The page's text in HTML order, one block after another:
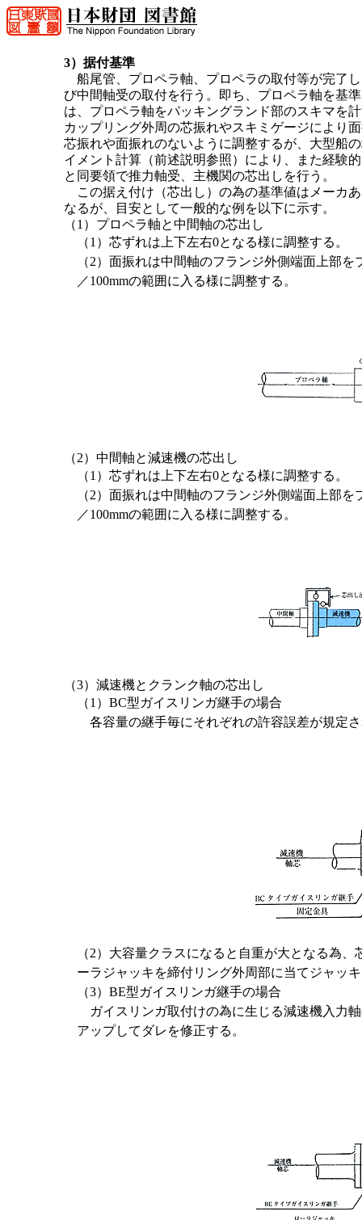
3）据付基準
船尾管、プロペラ軸、プロペラの取付等が完了
び中間軸受の取付を行う。即ち、プロペラ軸を基
は、プロペラ軸をパッキングランド部のスキマを
カップリング外周の芯振れやスキミゲージにより
芯振れや面振れのないように調整するが、大型船
イメント計算（前述説明参照）により、また経験
と同要領で推力軸受、主機関の芯出しを行う。
この据え付け（芯出し）の為の基準値はメーカ
なるが、目安として一般的な例を以下に示す。
（1）プロペラ軸と中間軸の芯出し
（1）芯ずれは上下左右0となる様に調整する。
（2）面振れは中間軸のフランジ外側端面上部
／100mmの範囲に入る様に調整する。
（2）中間軸と減速機の芯出し
（1）芯ずれは上下左右0となる様に調整する。
（2）面振れは中間軸のフランジ外側端面上部
／100mmの範囲に入る様に調整する。
（3）減速機とクランク軸の芯出し
（1）BC型ガイスリンガ継手の場合
各容量の継手毎にそれぞれの許容誤差が規定
（2）大容量クラスになると自重が大となる為
ーラジャッキを締付リング外周部に当てジャッ
（3）BE型ガイスリンガ継手の場合
ガイスリンガ取付けの為に生じる減速機入力
アップしてダレを修正する。